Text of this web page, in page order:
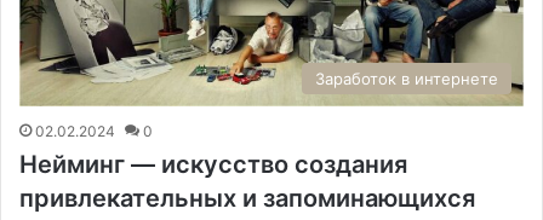
Заработок в интернете
02.02.2024 0
Нейминг — искусство создания
привлекательных и запоминающихся